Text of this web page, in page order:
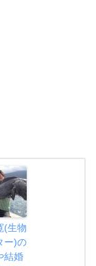
(生物
ー)の
結婚